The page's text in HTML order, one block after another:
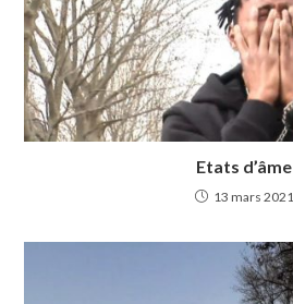
Etats d’âme
13 mars 2021